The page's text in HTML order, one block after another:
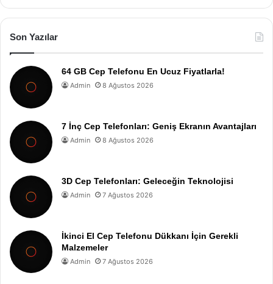
Son Yazılar
64 GB Cep Telefonu En Ucuz Fiyatlarla!
Admin 8 Ağustos 2026
7 İnç Cep Telefonları: Geniş Ekranın Avantajları
Admin 8 Ağustos 2026
3D Cep Telefonları: Geleceğin Teknolojisi
Admin 7 Ağustos 2026
İkinci El Cep Telefonu Dükkanı İçin Gerekli
Malzemeler
Admin 7 Ağustos 2026